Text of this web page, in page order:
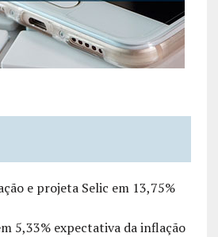
e projeta Selic em 13,75%
5,33% expectativa da inflação